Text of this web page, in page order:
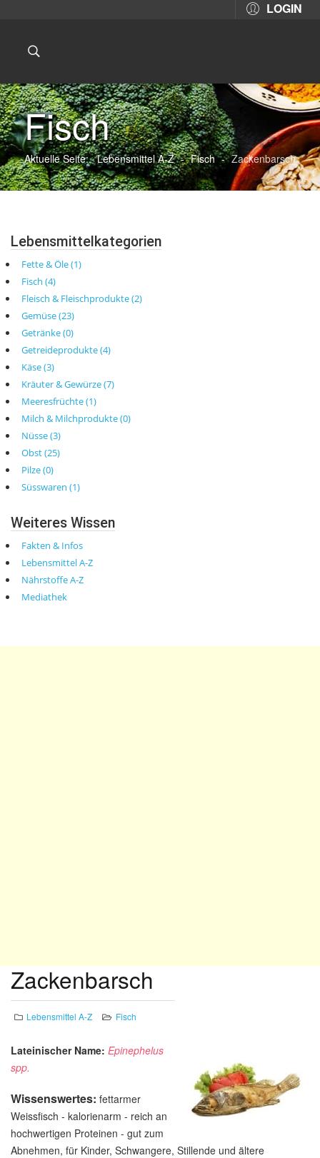
LOGIN
Fisch
Aktuelle Seite: Lebensmittel A-Z - Fisch - Zackenbarsch
Lebensmittelkategorien
Fette & Öle (1)
Fisch (4)
Fleisch & Fleischprodukte (2)
Gemüse (23)
Getränke (0)
Getreideprodukte (4)
Käse (3)
Kräuter & Gewürze (7)
Meeresfrüchte (1)
Milch & Milchprodukte (0)
Nüsse (3)
Obst (25)
Pilze (0)
Süsswaren (1)
Weiteres Wissen
Fakten & Infos
Lebensmittel A-Z
Nährstoffe A-Z
Mediathek
Zackenbarsch
Lebensmittel A-Z Fisch
Lateinischer Name: Epinephelus
spp.
Wissenswertes: fettarmer
Weissfisch - kalorienarm - reich an
hochwertigen Proteinen - gut zum
Abnehmen, für Kinder, Schwangere, Stillende und ältere